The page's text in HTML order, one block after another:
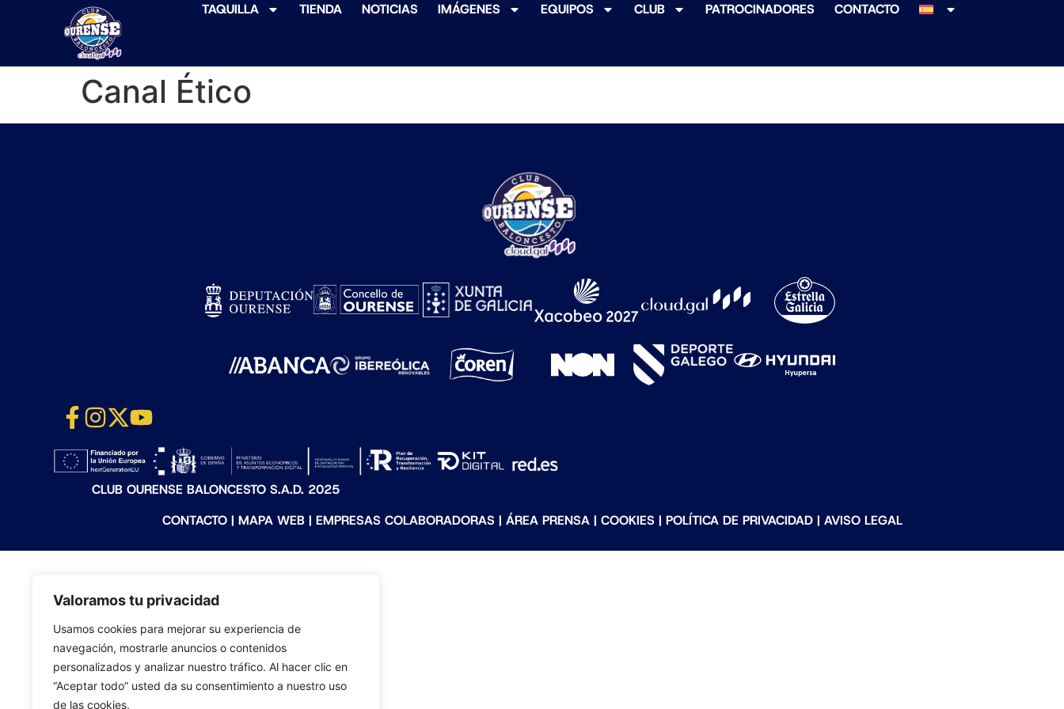
Valoramos tu privacidad
Usamos cookies para mejorar su experiencia de
navegación, mostrarle anuncios o contenidos
personalizados y analizar nuestro tráfico. Al hacer clic en
“Aceptar todo” usted da su consentimiento a nuestro uso
de las cookies.
TAQUILLA TIENDA NOTICIAS IMÁGENES EQUIPOS CLUB PATROCINADORES CONTACTO
Canal Ético
CLUB OURENSE BALONCESTO S.A.D. 2025
CONTACTO| MAPA WEB| EMPRESAS COLABORADORAS | ÁREA PRENSA| COOKIES | POLÍTICA DE PRIVACIDAD| AVISO LEGAL